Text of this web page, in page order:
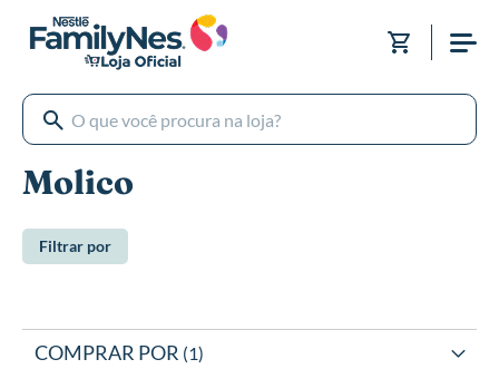
para
Meu
Molico
Filtrar por
COMPRAR POR